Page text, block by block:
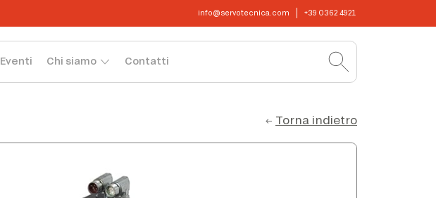
info@servotecnica.com +39 0362 4921
Eventi Chi siamo Contatti
← Torna indietro